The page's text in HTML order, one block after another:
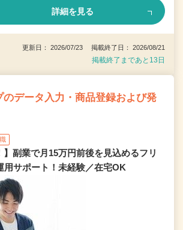
詳細を見る
更新日： 2026/07/23 掲載終了日： 2026/08/21
掲載終了まであと13日
のデータ入力・商品登録および発
】副業で月15万円前後を見込めるフリ
用サポート！未経験／在宅OK